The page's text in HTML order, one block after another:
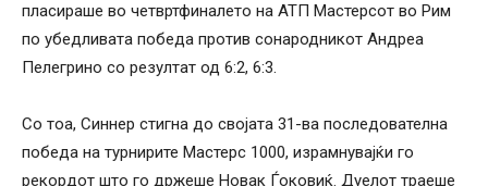
пласираше во четвртфиналето на АТП Мастерсот во Рим
по убедливата победа против сонародникот Андреа
Пелегрино со резултат од 6:2, 6:3.
Со тоа, Синнер стигна до својата 31-ва последователна
победа на турнирите Мастерс 1000, израмнувајќи го
рекордот што го држеше Новак Ѓоковиќ. Дуелот траеше